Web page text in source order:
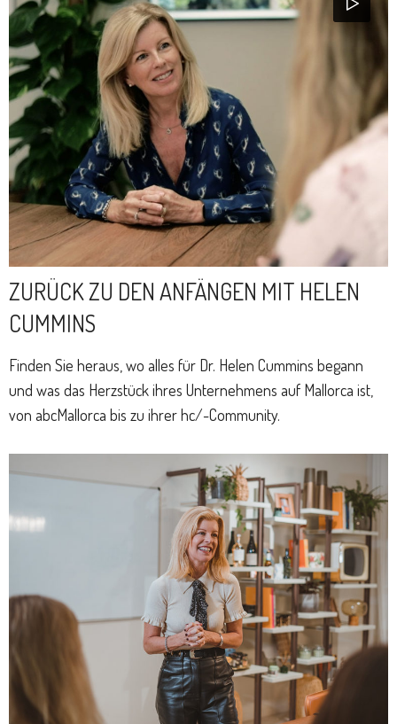
ZURÜCK ZU DEN ANFÄNGEN MIT HELEN
CUMMINS
Finden Sie heraus, wo alles für Dr. Helen Cummins begann
und was das Herzstück ihres Unternehmens auf Mallorca ist,
von abcMallorca bis zu ihrer hc/-Community.